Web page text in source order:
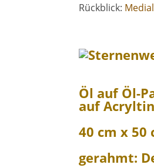
Rückblick:
Öl auf Öl-
auf
40 cm x 50
gerahmt: